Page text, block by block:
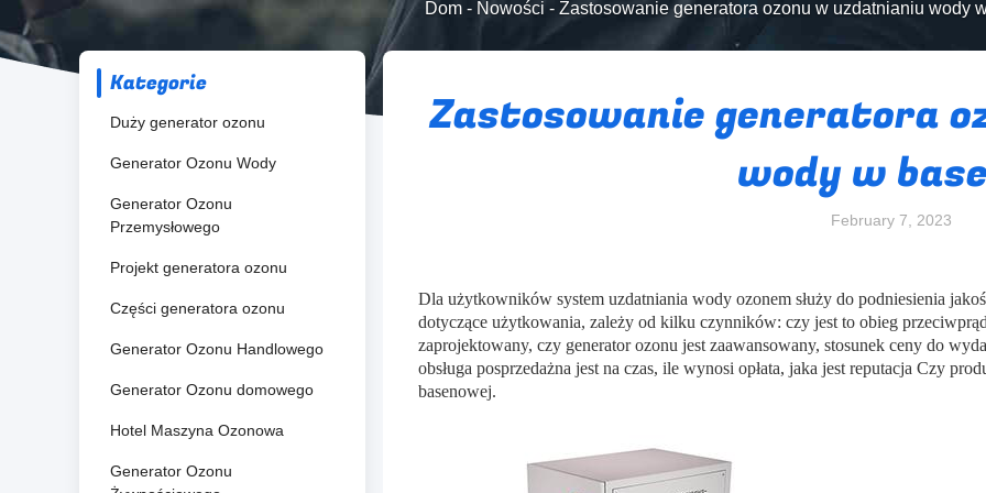
Dom- Nowości - Zastosowanie generatora ozonu w uzdatnianiu wody
Kategorie
Duży generator ozonu
Generator Ozonu Wody
Generator Ozonu
Przemysłowego
Projekt generatora ozonu
Części generatora ozonu
Generator Ozonu Handlowego
Generator Ozonu domowego
Hotel Maszyna Ozonowa
Generator Ozonu
Zastosowanie generatora
wody w
February 7, 2023
Dla użytkowników system uzdatniania wody ozonem służy do podniesienia
dotyczące użytkowania, zależy od kilku czynników: czy jest to obieg
zaprojektowany, czy generator ozonu jest zaawansowany, stosunek ceny do
obsługa posprzedażna jest na czas, ile wynosi opłata, jaka jest reputacja Czy
basenowej.